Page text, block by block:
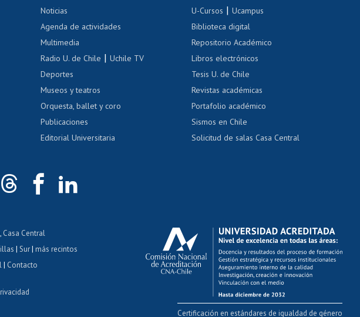
Certificado de renta
Certificado de renta
Cursos de español
Acoso laboral, sexual y violencia Denuncias administrativas
Noticias
Agenda de actividades
Multimedia
Radio U. de Chile |Uchile TV
Deportes
Museos y teatros
Orquesta, ballet y coro
Publicaciones
Editorial Universitaria
U-Cursos |Ucampus
Biblioteca digital
Repositorio Académico
Libros electrónicos
Tesis U. de Chile
Revistas académicas
Portafolio académico
Sismos en Chile
Solicitud de salas Casa Central
Casa Central
| Sur| más recintos
| Contacto
Certificación en estándares de igualdad de género